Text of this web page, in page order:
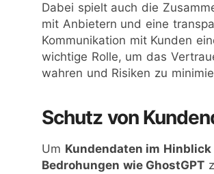
Dabei spielt auch die
mit Anbietern und eine
Kommunikation mit Kunden
wichtige Rolle, um das
wahren und Risiken zu
Schutz von
Um Kundendaten im
Bedrohungen wie GhostGPT